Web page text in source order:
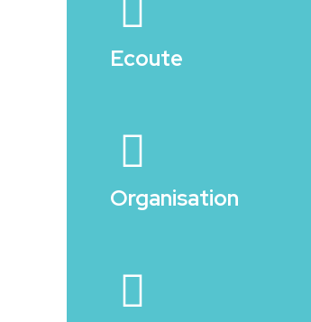
Ecoute
Organisation